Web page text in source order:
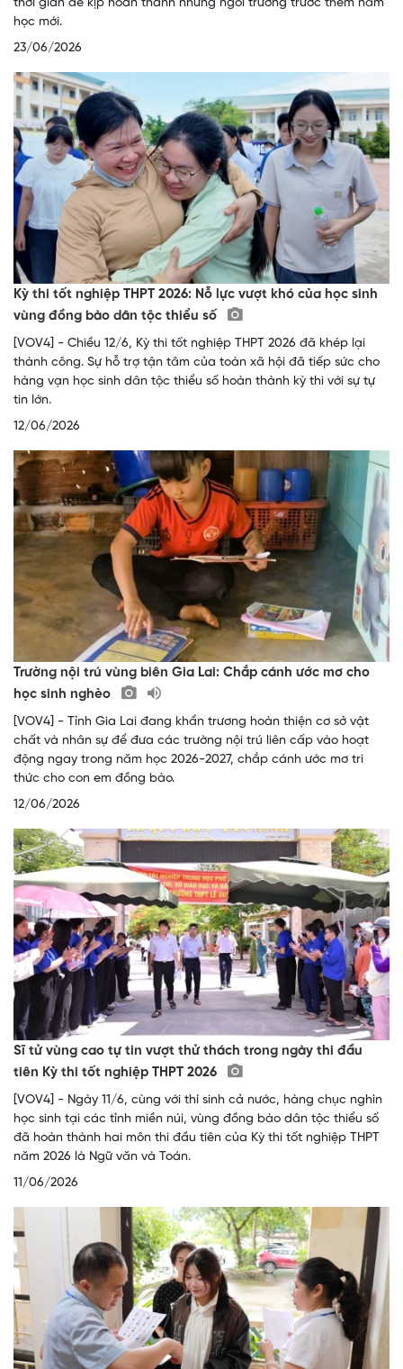
thời gian để kịp hoàn thành những ngôi trường trước thềm năm
học mới.
23/06/2026
Kỳ thi tốt nghiệp THPT 2026: Nỗ lực vượt khó của học sinh
vùng đồng bào dân tộc thiểu số
[VOV4] - Chiều 12/6, Kỳ thi tốt nghiệp THPT 2026 đã khép lại
thành công. Sự hỗ trợ tận tâm của toàn xã hội đã tiếp sức cho
hàng vạn học sinh dân tộc thiểu số hoàn thành kỳ thi với sự tự
tin lớn.
12/06/2026
Trường nội trú vùng biên Gia Lai: Chắp cánh ước mơ cho
học sinh nghèo
[VOV4] - Tỉnh Gia Lai đang khẩn trương hoàn thiện cơ sở vật
chất và nhân sự để đưa các trường nội trú liên cấp vào hoạt
động ngay trong năm học 2026-2027, chắp cánh ước mơ tri
thức cho con em đồng bào.
12/06/2026
Sĩ tử vùng cao tự tin vượt thử thách trong ngày thi đầu
tiên Kỳ thi tốt nghiệp THPT 2026
[VOV4] - Ngày 11/6, cùng với thí sinh cả nước, hàng chục nghìn
học sinh tại các tỉnh miền núi, vùng đồng bào dân tộc thiểu số
đã hoàn thành hai môn thi đầu tiên của Kỳ thi tốt nghiệp THPT
năm 2026 là Ngữ văn và Toán.
11/06/2026